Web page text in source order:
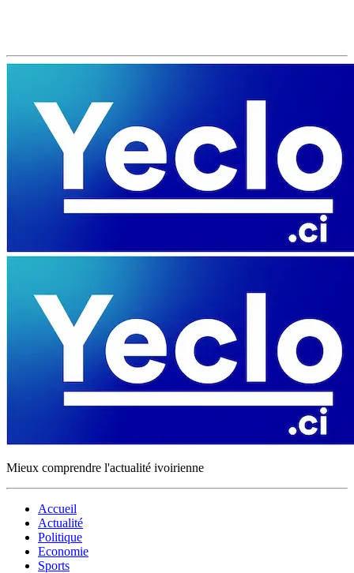
Mieux comprendre l'actualité ivoirienne
Accueil
Actualité
Politique
Economie
Sports